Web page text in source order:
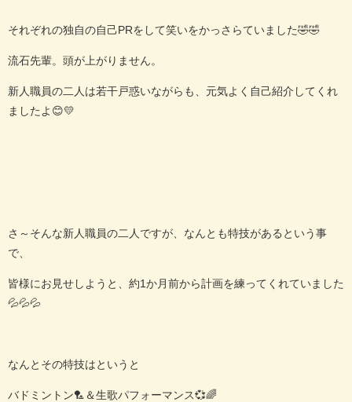
それぞれの独自の自己PRをして笑いをかっさらていました🤣🤣
流石先輩。頭が上がりません。
新人職員の二人は若干戸惑いながらも、元気よく自己紹介してくれ
ましたよ😊💛
さ～そんな新人職員の二人ですが、なんとも特技があるという事
で、
皆様にお見せしようと、約1か月前から計画を練ってくれていました
💦💦💦
なんとその特技はというと
バドミントン🏸＆生歌パフォーマンス💞🌈